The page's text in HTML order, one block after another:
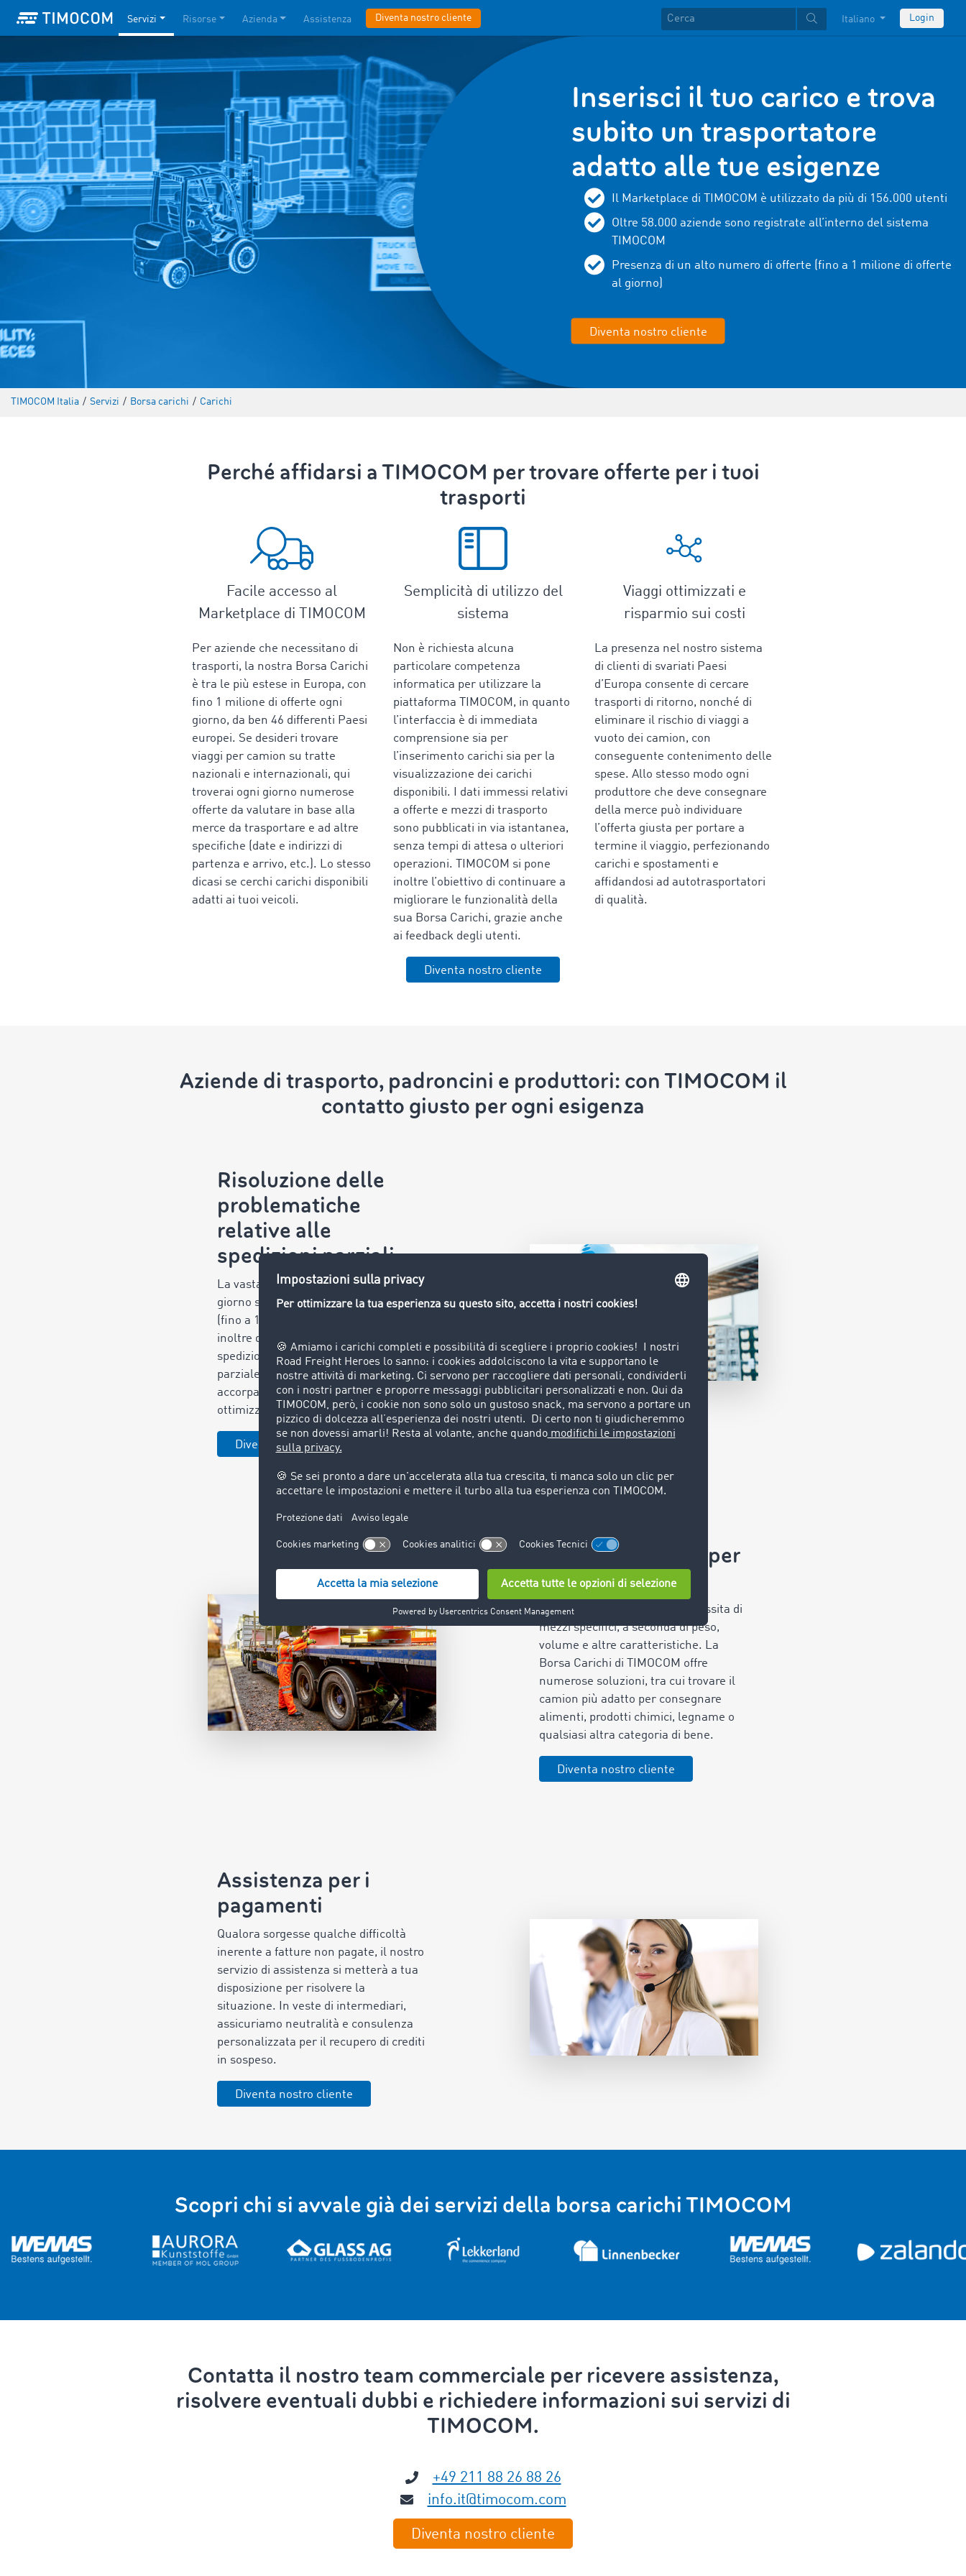
Servizi Risorse Azienda Assistenza Diventa nostro cliente Italiano Login
Inserisci il tuo carico e trova
subito un trasportatore
adatto alle tue esigenze
Il Marketplace di TIMOCOM è utilizzato da più di 156.000 utenti
Oltre 58.000 aziende sono registrate all’interno del sistema
TIMOCOM
Presenza di un alto numero di offerte (fino a 1 milione di offerte
al giorno)
Diventa nostro cliente
TIMOCOM Italia / Servizi / Borsa carichi / Carichi
Perché affidarsi a TIMOCOM per trovare offerte per i tuoi
trasporti
Facile accesso al
Marketplace di TIMOCOM
Per aziende che necessitano di
trasporti, la nostra Borsa Carichi
è tra le più estese in Europa, con
fino 1 milione di offerte ogni
giorno, da ben 46 differenti Paesi
europei. Se desideri trovare
viaggi per camion su tratte
nazionali e internazionali, qui
troverai ogni giorno numerose
offerte da valutare in base alla
merce da trasportare e ad altre
specifiche (date e indirizzi di
partenza e arrivo, etc.). Lo stesso
dicasi se cerchi carichi disponibili
adatti ai tuoi veicoli.
Semplicità di utilizzo del
sistema
Non è richiesta alcuna
particolare competenza
informatica per utilizzare la
piattaforma TIMOCOM, in quanto
l’interfaccia è di immediata
comprensione sia per
l’inserimento carichi sia per la
visualizzazione dei carichi
disponibili. I dati immessi relativi
a offerte e mezzi di trasporto
sono pubblicati in via istantanea,
senza tempi di attesa o ulteriori
operazioni. TIMOCOM si pone
inoltre l’obiettivo di continuare a
migliorare le funzionalità della
sua Borsa Carichi, grazie anche
ai feedback degli utenti.
Viaggi ottimizzati e
risparmio sui costi
La presenza nel nostro sistema
di clienti di svariati Paesi
d’Europa consente di cercare
trasporti di ritorno, nonché di
eliminare il rischio di viaggi a
vuoto dei camion, con
conseguente contenimento delle
spese. Allo stesso modo ogni
produttore che deve consegnare
della merce può individuare
l’offerta giusta per portare a
termine il viaggio, perfezionando
carichi e spostamenti e
affidandosi ad autotrasportatori
di qualità.
Diventa nostro cliente
Aziende di trasporto, padroncini e produttori: con TIMOCOM il
contatto giusto per ogni esigenza
Risoluzione delle
problematiche
relative alle
spedizioni parziali
La vasta serie di offerte presente ogni
giorno sulla piattaforma TIMOCOM
(fino a 1 milione di offerte) permette
inoltre di eliminare gli sprechi legati a
spedizioni LTL, ovvero con carico
parziale, in virtù dell’opportunità di
accorpare diversi carichi e quindi di
ottimizzare i trasporti.
Diventa nostro cliente
Il mezzo perfetto per
la tua merce
Ogni movimento di merce necessita di
mezzi specifici, a seconda di peso,
volume e altre caratteristiche. La
Borsa Carichi di TIMOCOM offre
numerose soluzioni, tra cui trovare il
camion più adatto per consegnare
alimenti, prodotti chimici, legname o
qualsiasi altra categoria di bene.
Diventa nostro cliente
Assistenza per i
pagamenti
Qualora sorgesse qualche difficoltà
inerente a fatture non pagate, il nostro
servizio di assistenza si metterà a tua
disposizione per risolvere la
situazione. In veste di intermediari,
assicuriamo neutralità e consulenza
personalizzata per il recupero di crediti
in sospeso.
Diventa nostro cliente
Scopri chi si avvale già dei servizi della borsa carichi TIMOCOM
Contatta il nostro team commerciale per ricevere assistenza,
risolvere eventuali dubbi e richiedere informazioni sui servizi di
TIMOCOM.
+49 211 88 26 88 26
info.it@timocom.com
Diventa nostro cliente